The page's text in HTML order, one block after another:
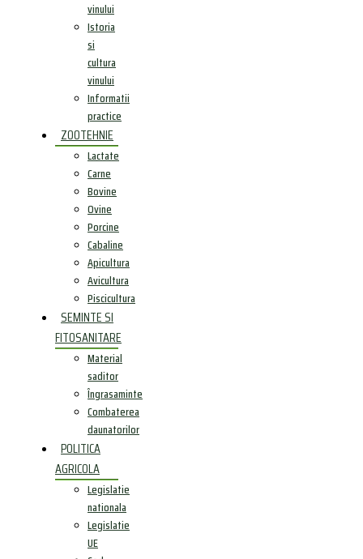
vinului
Istoria
si
cultura
vinului
Informatii
practice
ZOOTEHNIE
Lactate
Carne
Bovine
Ovine
Porcine
Cabaline
Apicultura
Avicultura
Piscicultura
SEMINTE SI
FITOSANITARE
Material
saditor
Îngrasaminte
Combaterea
daunatorilor
POLITICA
AGRICOLA
Legislatie
nationala
Legislatie
UE